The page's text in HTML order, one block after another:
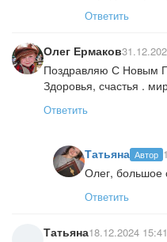
Ответить
Олег Ермаков
Поздравляю С Новым
Здоровья, счастья .
Ответить
Татьяна Автор
Олег, большое
Ответить
Татьяна18.12.2024 15:41